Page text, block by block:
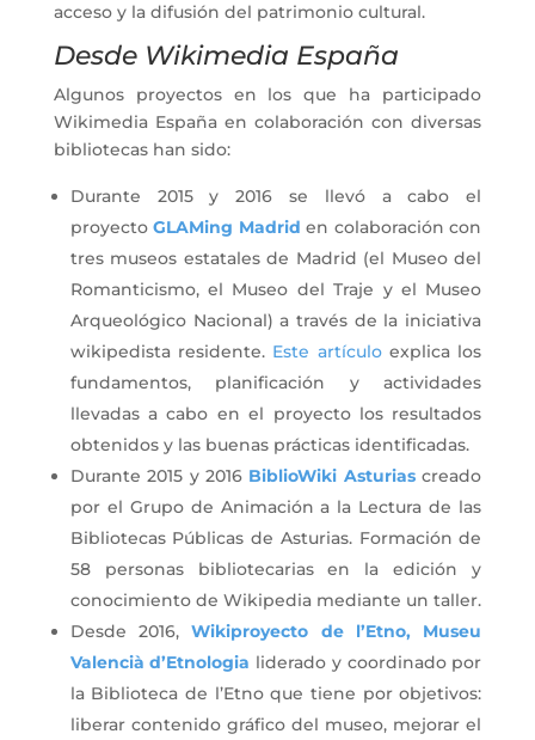
acceso y la difusión del patrimonio cultural.
Desde Wikimedia España
Algunos proyectos en los que ha participado
Wikimedia España en colaboración con diversas
bibliotecas han sido:
Durante 2015 y 2016 se llevó a cabo el
proyectoGLAMing Madrid en colaboración con
tres museos estatales de Madrid (el Museo del
Romanticismo, el Museo del Traje y el Museo
Arqueológico Nacional) a través de la iniciativa
wikipedista residente. Este artículoexplica los
fundamentos, planificación y actividades
llevadas a cabo en el proyecto los resultados
obtenidos y las buenas prácticas identificadas.
Durante 2015 y 2016 BiblioWiki Asturiascreado
por el Grupo de Animación a la Lectura de las
Bibliotecas Públicas de Asturias. Formación de
58 personas bibliotecarias en la edición y
conocimiento de Wikipedia mediante un taller.
Desde 2016,Wikiproyecto de l’Etno, Museu
Valencià d’Etnologia liderado y coordinado por
la Biblioteca de l’Etno que tiene por objetivos:
liberar contenido gráfico del museo, mejorar el